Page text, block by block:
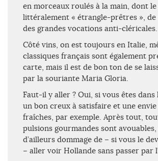
en morceaux roulés à la main, dont
littéralement « étrangle-prêtres »,
des grandes vocations anti-cléricales.
Côté vins, on est toujours en Italie,
classiques français sont également
carte, mais il est de bon ton de se
par la souriante Maria Gloria.
Faut-il y aller ? Oui, si vous êtes dans
un bon creux à satisfaire et une envie
fraîches, par exemple. Après tout,
pulsions gourmandes sont
d’ailleurs dommage de – si vous le
– aller voir Hollande sans passer par